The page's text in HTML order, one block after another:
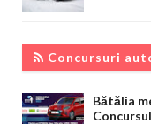
Concursuri
Bătălia